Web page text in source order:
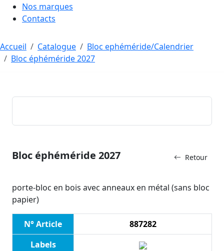
Nos marques
Contacts
Accueil Catalogue
Bloc ephéméride/Calendrier
Bloc éphéméride 2027
Retour
Bloc éphéméride 2027
porte-bloc en bois avec anneaux en métal (sans bloc
papier)
N° Article
887282
Labels